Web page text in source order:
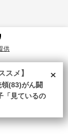
供
ツや広告配信を提供する
ーをご確認ください。
×
スメ】
(83)がん闘
「見ているの